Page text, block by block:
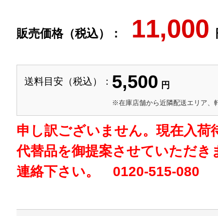
販売価格（税込）： 11,000
送料目安（税込）： 5,500 円
※在庫店舗から近隣配送エリア、
申し訳ございません。現在入荷
代替品を御提案させていただき
連絡下さい。 0120-515-080